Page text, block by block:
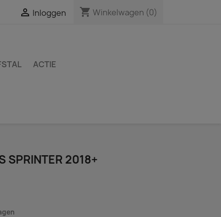
 Inloggen shopping_cart Winkelwagen (0)
ACTIE
SPRINTER 2018+